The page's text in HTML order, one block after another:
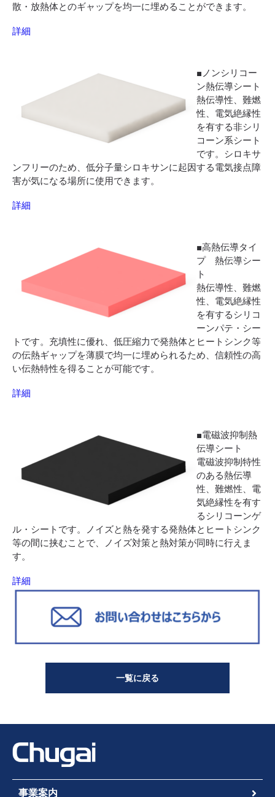
散・放熱体とのギャップを均一に埋めることができます。
詳細
■ノンシリコー
ン熱伝導シート
熱伝導性、難燃
性、電気絶縁性
を有する非シリ
コーン系シート
です。シロキサ
ンフリーのため、低分子量シロキサンに起因する電気接点障
害が気になる場所に使用できます。
詳細
■高熱伝導タイ
プ 熱伝導シー
ト
熱伝導性、難燃
性、電気絶縁性
を有するシリコ
ーンパテ・シー
トです。充填性に優れ、低圧縮力で発熱体とヒートシンク等
の伝熱ギャップを薄膜で均一に埋められるため、信頼性の高
い伝熱特性を得ることが可能です。
詳細
■電磁波抑制熱
伝導シート
電磁波抑制特性
のある熱伝導
性、難燃性、電
気絶縁性を有す
るシリコーンゲ
ル・シートです。ノイズと熱を発する発熱体とヒートシンク
等の間に挟むことで、ノイズ対策と熱対策が同時に行えま
す。
詳細
一覧に戻る
事業案内